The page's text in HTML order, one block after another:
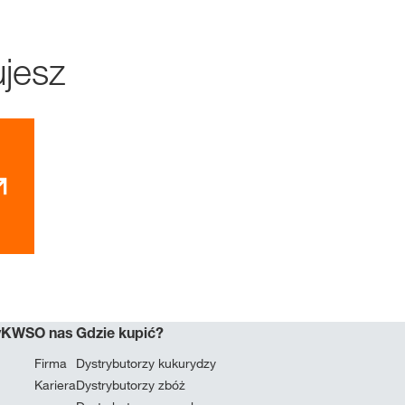
O nas
Firma
Kariera
Gdzie kupić?
Dystrybutorzy kukurydzy
Dystrybutorzy zbóż